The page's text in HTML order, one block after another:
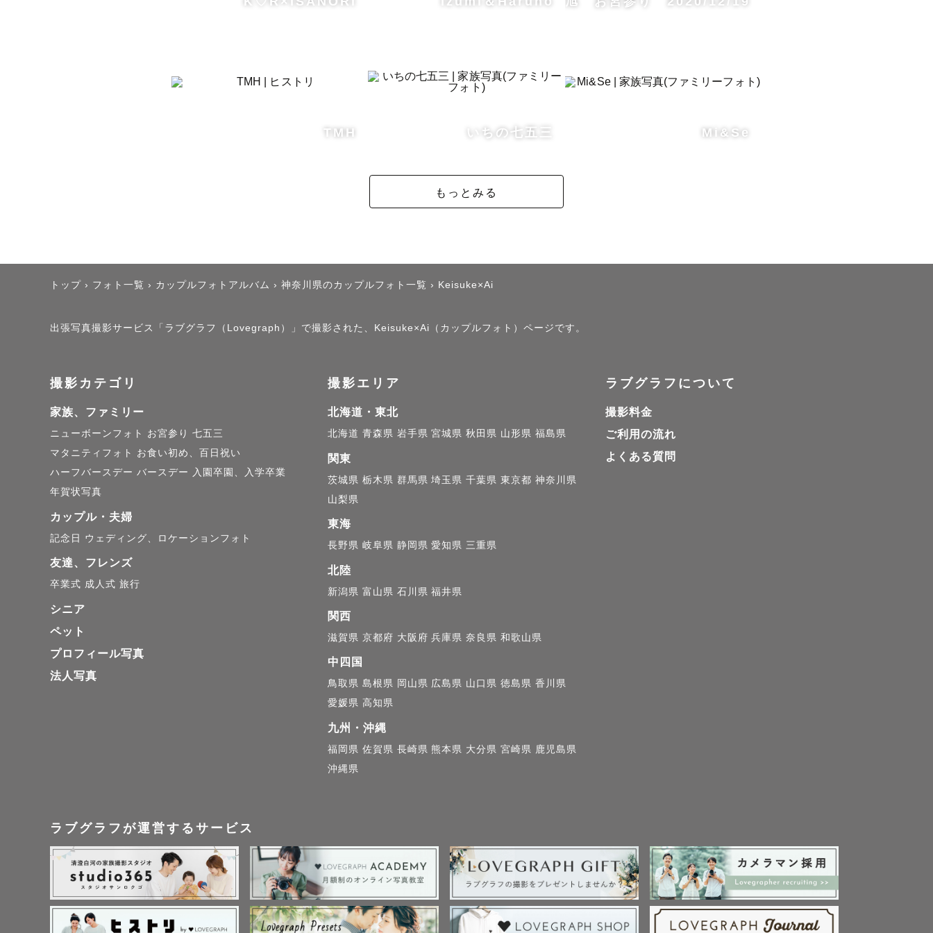
TMH いちの七五三 Mi&Se
もっとみる
トップ › フォト一覧 › カップルフォトアルバム › 神奈川県のカップルフォト一覧 › Keisuke×Ai
出張写真撮影サービス「ラブグラフ（Lovegraph）」で撮影された、Keisuke×Ai（カップルフォト）ページです。
撮影カテゴリ
家族、ファミリー
ニューボーンフォト お宮参り 七五三
マタニティフォト
お食い初め、百日祝い
ハーフバースデー バースデー 入園卒園、入学卒業
年賀状写真
カップル・夫婦
記念日 ウェディング、ロケーションフォト
友達、フレンズ
卒業式 成人式 旅行
シニア
ペット
プロフィール写真
法人写真
撮影エリア
北海道・東北
北海道 青森県 岩手県 宮城県 秋田県 山形県 福島県
関東
茨城県 栃木県 群馬県 埼玉県 千葉県 東京都 神奈川県
山梨県
東海
長野県 岐阜県 静岡県 愛知県 三重県
北陸
新潟県 富山県 石川県 福井県
関西
滋賀県 京都府 大阪府 兵庫県 奈良県 和歌山県
中四国
鳥取県 島根県 岡山県 広島県 山口県 徳島県 香川県
愛媛県 高知県
九州・沖縄
福岡県 佐賀県 長崎県 熊本県 大分県 宮崎県 鹿児島県
沖縄県
ラブグラフについて
撮影料金
ご利用の流れ
よくある質問
ラブグラフが運営するサービス